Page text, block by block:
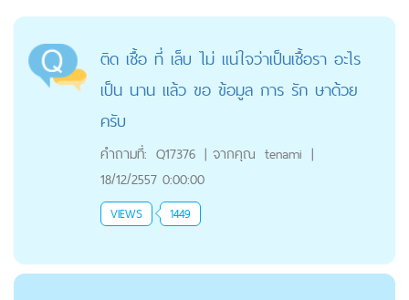
ติด เชื้อ ที่ เล็บ ไม่ แน่ใจว่าเป็นเชื้อรา อะไร
เป็น นาน แล้ว ขอ ข้อมูล การ รัก ษาด้วย
ครับ
คำถามที่: Q17376 | จากคุณ tenami |
18/12/2557 0:00:00
VIEWS 1449